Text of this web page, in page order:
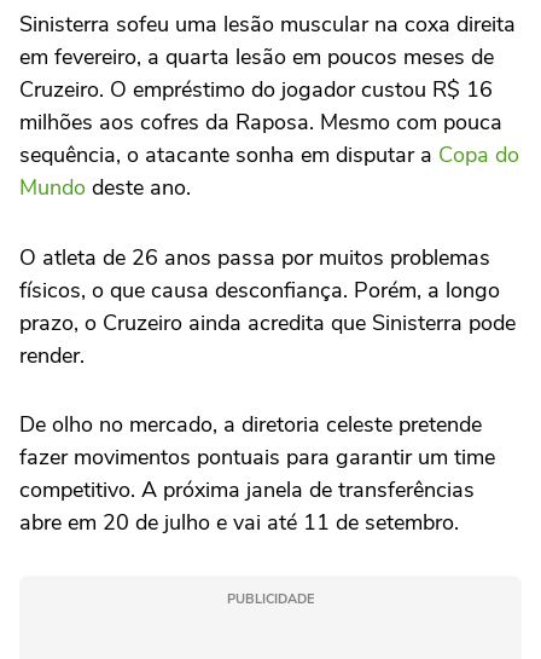
Sinisterra sofeu uma lesão muscular na coxa direita
em fevereiro, a quarta lesão em poucos meses de
Cruzeiro. O empréstimo do jogador custou R$ 16
milhões aos cofres da Raposa. Mesmo com pouca
sequência, o atacante sonha em disputar a Copa do
Mundo deste ano.
O atleta de 26 anos passa por muitos problemas
físicos, o que causa desconfiança. Porém, a longo
prazo, o Cruzeiro ainda acredita que Sinisterra pode
render.
De olho no mercado, a diretoria celeste pretende
fazer movimentos pontuais para garantir um time
competitivo. A próxima janela de transferências
abre em 20 de julho e vai até 11 de setembro.
PUBLICIDADE